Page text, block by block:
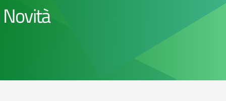
Novità